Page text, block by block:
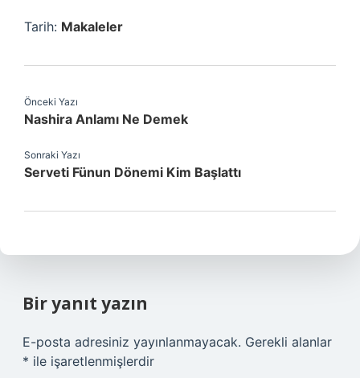
Tarih: Makaleler
Önceki Yazı
Nashira Anlamı Ne Demek
Sonraki Yazı
Serveti Fünun Dönemi Kim Başlattı
Bir yanıt yazın
E-posta adresiniz yayınlanmayacak. Gerekli alanlar
* ile işaretlenmişlerdir